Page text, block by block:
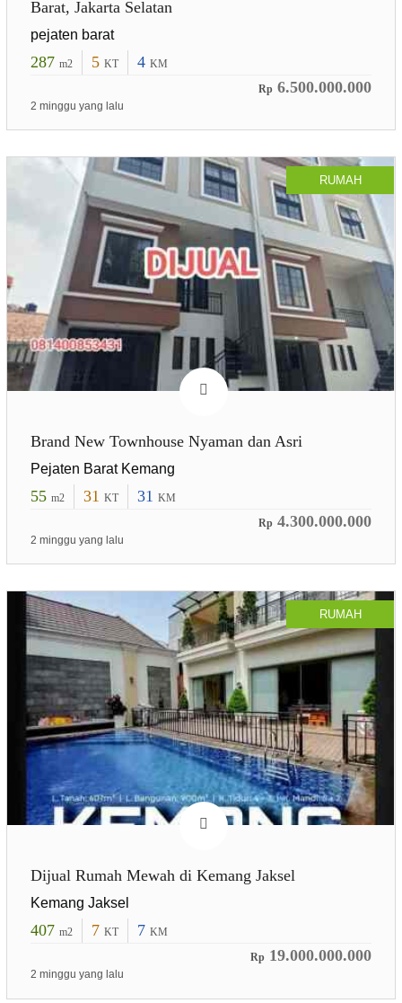
Barat, Jakarta Selatan
pejaten barat
287 m2 5 KT 4 KM
Rp 6.500.000.000
2 minggu yang lalu
RUMAH
Brand New Townhouse Nyaman dan Asri
Pejaten Barat Kemang
55 m2 31 KT 31 KM
Rp 4.300.000.000
2 minggu yang lalu
RUMAH
Dijual Rumah Mewah di Kemang Jaksel
Kemang Jaksel
407 m2 7 KT 7 KM
Rp 19.000.000.000
2 minggu yang lalu